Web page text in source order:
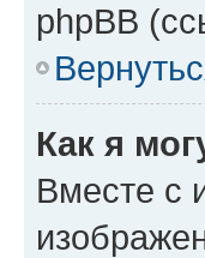
phpBB
Как я
Вместе с